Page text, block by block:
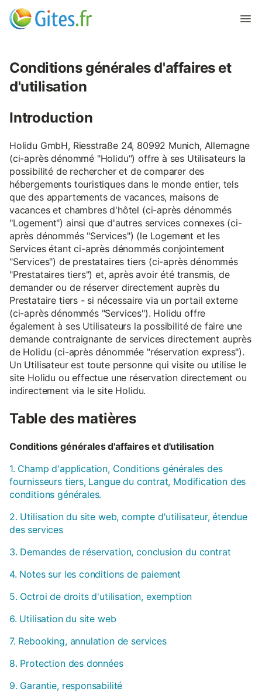
Conditions générales d'affaires et
d'utilisation
Introduction
Holidu GmbH, Riesstraße 24, 80992 Munich, Allemagne
(ci-après dénommé "Holidu") offre à ses Utilisateurs la
possibilité de rechercher et de comparer des
hébergements touristiques dans le monde entier, tels
que des appartements de vacances, maisons de
vacances et chambres d'hôtel (ci-après dénommés
"Logement") ainsi que d'autres services connexes (ci-
après dénommés "Services") (le Logement et les
Services étant ci-après dénommés conjointement
"Services") de prestataires tiers (ci-après dénommés
"Prestataires tiers") et, après avoir été transmis, de
demander ou de réserver directement auprès du
Prestataire tiers - si nécessaire via un portail externe
(ci-après dénommés "Services"). Holidu offre
également à ses Utilisateurs la possibilité de faire une
demande contraignante de services directement auprès
de Holidu (ci-après dénommée "réservation express").
Un Utilisateur est toute personne qui visite ou utilise le
site Holidu ou effectue une réservation directement ou
indirectement via le site Holidu.
Table des matières
Conditions générales d'affaires et d'utilisation
1. Champ d'application, Conditions générales des
fournisseurs tiers, Langue du contrat, Modification des
conditions générales.
2. Utilisation du site web, compte d'utilisateur, étendue
des services
3. Demandes de réservation, conclusion du contrat
4. Notes sur les conditions de paiement
5. Octroi de droits d'utilisation, exemption
6. Utilisation du site web
7. Rebooking, annulation de services
8. Protection des données
9. Garantie, responsabilité